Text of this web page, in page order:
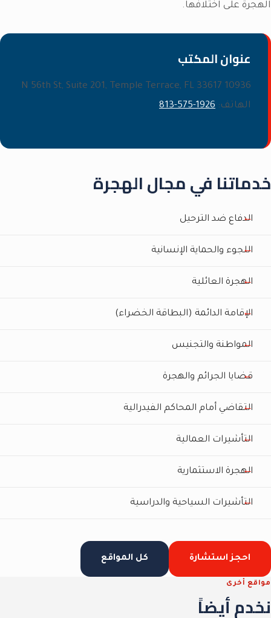
الهجرة على اختلافها.
عنوان المكتب
10936 N 56th St, Suite 201, Temple Terrace, FL 33617
الهاتف: 813-575-1926
خدماتنا في مجال الهجرة
الدفاع ضد الترحيل
اللجوء والحماية الإنسانية
الهجرة العائلية
الإقامة الدائمة (البطاقة الخضراء)
المواطنة والتجنيس
قضايا الجرائم والهجرة
التقاضي أمام المحاكم الفيدرالية
التأشيرات العمالية
الهجرة الاستثمارية
التأشيرات السياحية والدراسية
احجز استشارة كل المواقع
مواقع أخرى
نخدم أيضاً